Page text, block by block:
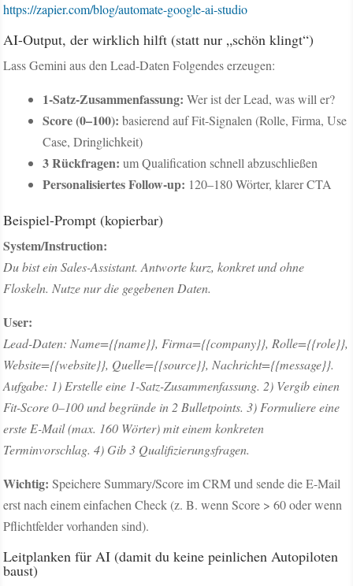
https://zapier.com/blog/automate-google-ai-studio
AI-Output, der wirklich hilft (statt nur „schön klingt“)
Lass Gemini aus den Lead-Daten Folgendes erzeugen:
1-Satz-Zusammenfassung: Wer ist der Lead, was will er?
Score (0–100): basierend auf Fit-Signalen (Rolle, Firma, Use
Case, Dringlichkeit)
3 Rückfragen: um Qualification schnell abzuschließen
Personalisiertes Follow-up: 120–180 Wörter, klarer CTA
Beispiel-Prompt (kopierbar)
System/Instruction:
Du bist ein Sales-Assistant. Antworte kurz, konkret und ohne
Floskeln. Nutze nur die gegebenen Daten.
User:
Lead-Daten: Name={{name}}, Firma={{company}}, Rolle={{role}},
Website={{website}}, Quelle={{source}}, Nachricht={{message}}.
Aufgabe: 1) Erstelle eine 1-Satz-Zusammenfassung. 2) Vergib einen
Fit-Score 0–100 und begründe in 2 Bulletpoints. 3) Formuliere eine
erste E-Mail (max. 160 Wörter) mit einem konkreten
Terminvorschlag. 4) Gib 3 Qualifizierungsfragen.
Wichtig: Speichere Summary/Score im CRM und sende die E-Mail
erst nach einem einfachen Check (z. B. wenn Score > 60 oder wenn
Pflichtfelder vorhanden sind).
Leitplanken für AI (damit du keine peinlichen Autopiloten
baust)